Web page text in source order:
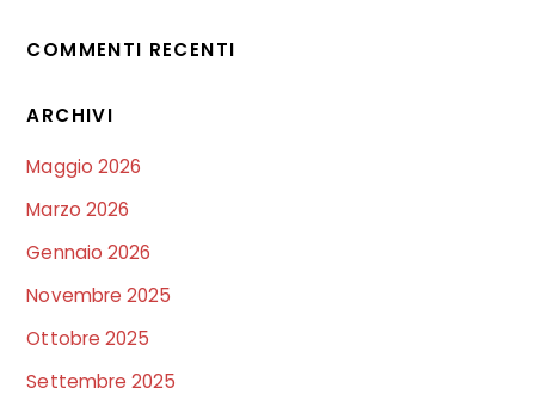
COMMENTI RECENTI
ARCHIVI
Maggio 2026
Marzo 2026
Gennaio 2026
Novembre 2025
Ottobre 2025
Settembre 2025